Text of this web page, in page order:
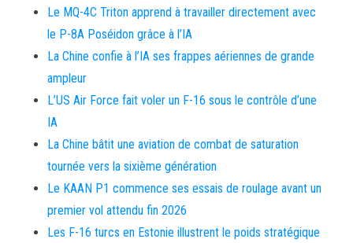
Le MQ-4C Triton apprend à travailler directement avec
le P-8A Poséidon grâce à l’IA
La Chine confie à l’IA ses frappes aériennes de grande
ampleur
L’US Air Force fait voler un F-16 sous le contrôle d’une
IA
La Chine bâtit une aviation de combat de saturation
tournée vers la sixième génération
Le KAAN P1 commence ses essais de roulage avant un
premier vol attendu fin 2026
Les F-16 turcs en Estonie illustrent le poids stratégique